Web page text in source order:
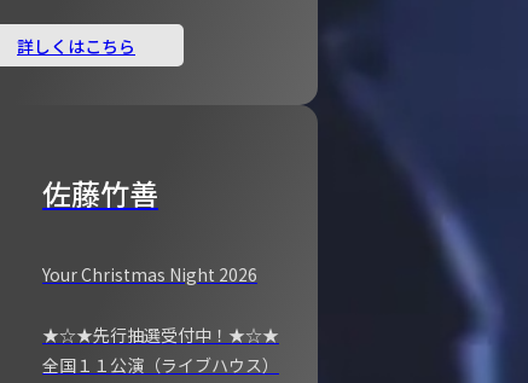
詳しくはこちら
佐藤竹善
Your Christmas Night 2026
★☆★先行抽選受付中！★☆★
全国１１公演（ライブハウス）